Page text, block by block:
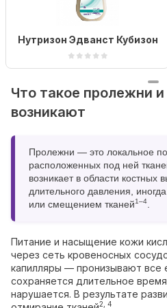
Нутризон Эдванст Кубизон
Что такое пролежни
возникают
Пролежни — это локальное
расположенных под ней
возникает в области костных
длительного давления,
или смещением тканей1–4
Питание и насыщение кожи
через сеть кровеносных
капилляры — пронизывают все
сохраняется длительное
нарушается. В результате
2, 4